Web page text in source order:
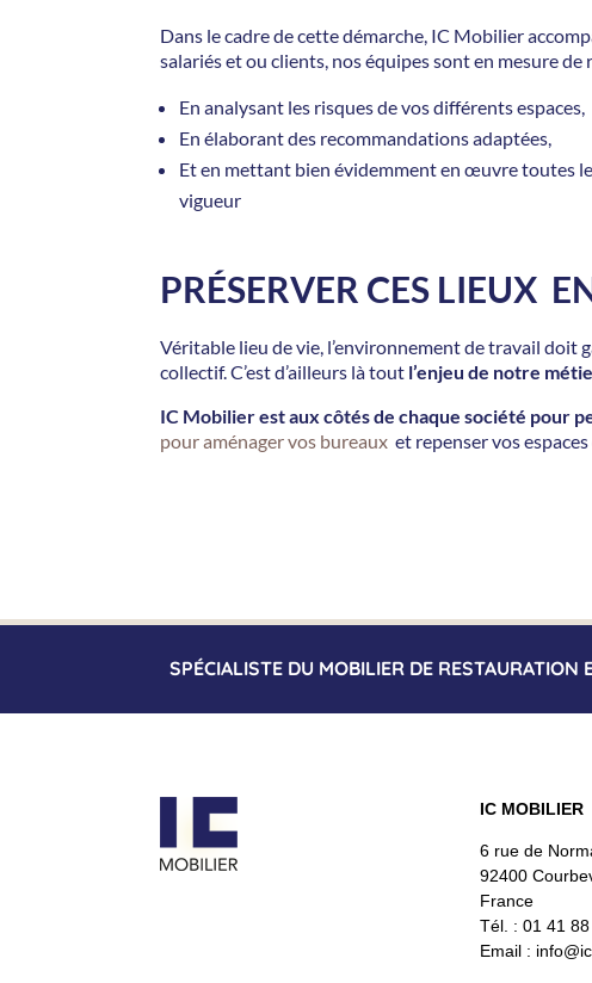
Dans le cadre de cette démarche, IC Mobilier
salariés et ou clients, nos équipes sont en mesure de
En analysant les risques de vos différents espaces,
En élaborant des recommandations adaptées,
Et en mettant bien évidemment en œuvre toutes
vigueur
PRÉSERVER CES LIEUX
Véritable lieu de vie, l’environnement de travail
collectif. C’est d’ailleurs là tout l’enjeu de notre
IC Mobilier est aux côtés de chaque société pour
pour aménager vos bureaux et repenser vos espaces
SPÉCIALISTE DU MOBILIER DE RESTAURATION
IC MOBILIER
6 rue de
92400
France
Tél. : 01 41
Email :